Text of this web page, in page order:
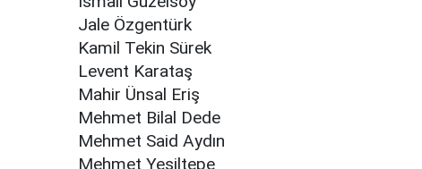
Jale Özgentürk
Kamil Tekin Sürek
Levent Karataş
Mahir Ünsal Eriş
Mehmet Bilal Dede
Mehmet Said Aydın
Mehmet Yeşiltepe